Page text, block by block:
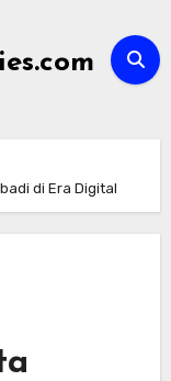
di Era Digital